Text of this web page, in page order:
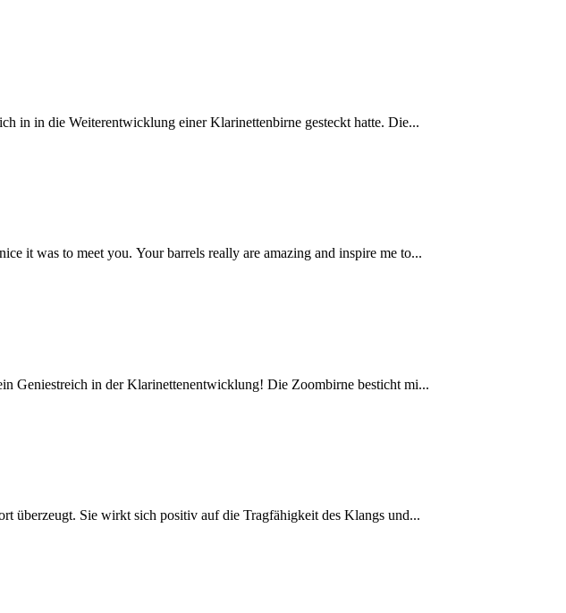
in in die Weiterentwicklung einer Klarinettenbirne gesteckt hatte. Die...
it was to meet you. Your barrels really are amazing and inspire me to...
Geniestreich in der Klarinettenentwicklung! Die Zoombirne besticht mi...
überzeugt. Sie wirkt sich positiv auf die Tragfähigkeit des Klangs und...